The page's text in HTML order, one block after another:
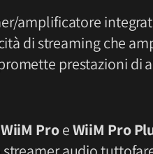
amplificatore
di streaming che
prestazioni di
WiiM ProeWiiM Pro